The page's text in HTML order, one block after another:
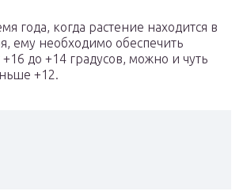
года, когда растение находится в
ему необходимо обеспечить
до +14 градусов, можно и чуть
+12.